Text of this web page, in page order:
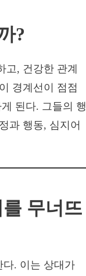
?
, 건강한 관계
경계선이 점점
된다. 그들의 행
과 행동, 심지어
무너뜨
다. 이는 상대가